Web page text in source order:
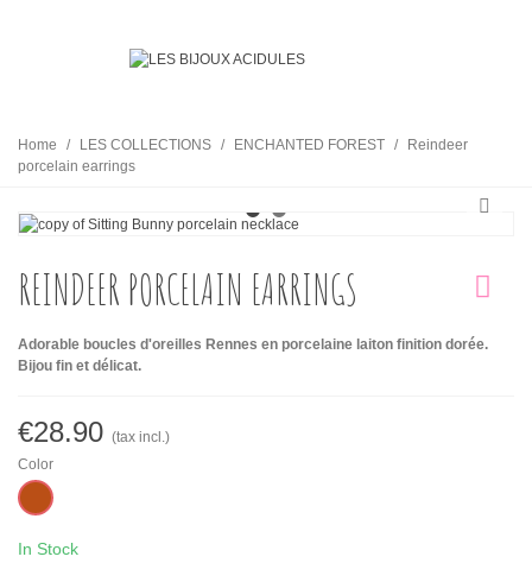
Home / LES COLLECTIONS / ENCHANTED FOREST /
Reindeer
porcelain earrings
REINDEER PORCELAIN EARRINGS
Adorable boucles d'oreilles Rennes en porcelaine laiton finition dorée.
Bijou fin et délicat.
€28.90 (tax incl.)
Color
Camel
In Stock